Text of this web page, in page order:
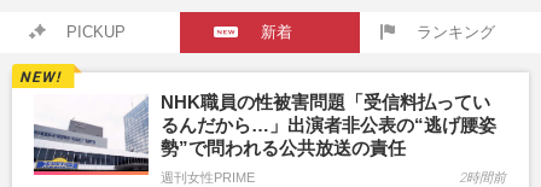
PICKUP 新着 ランキング
NHK職員の性被害問題「受信料払ってい
るんだから…」出演者非公表の“逃げ腰姿
勢”で問われる公共放送の責任
週刊女性PRIME 2時間前